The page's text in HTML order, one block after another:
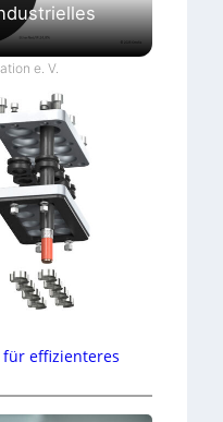
e. V.
effizienteres